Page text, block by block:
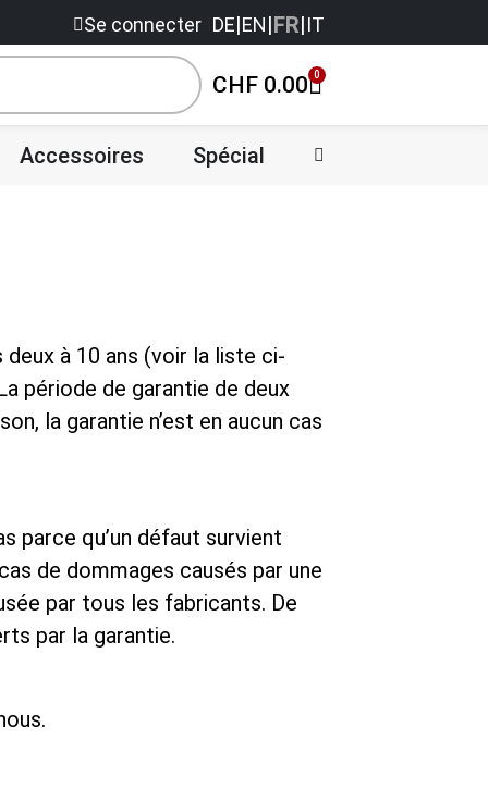
Se connecter DE|EN|FR|IT
CHF 0.00 0
Accessoires Spécial
à 10 ans (voir la liste ci-
période de garantie de deux
la garantie n’est en aucun cas
parce qu’un défaut survient
de dommages causés par une
par tous les fabricants. De
par la garantie.